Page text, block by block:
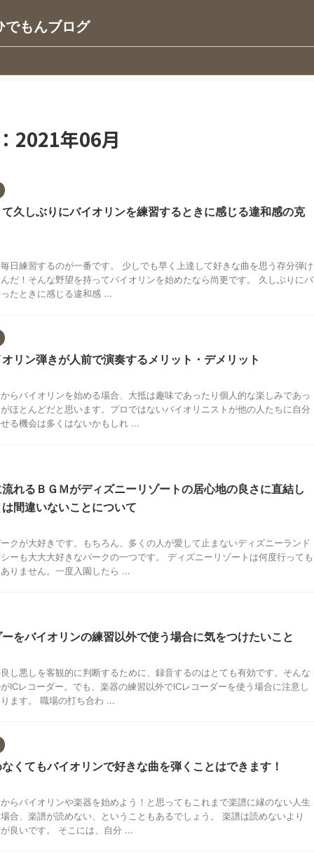
でもんブログ
2021年06月
久しぶりにバイオリンを練習するときに感じる違和感の克
日練習するのが一番です。 少しでも早く上達して好きな曲を思う存分弾け
だ！そんな野望を持ってバイオリンを始めたなら尚更です。 久しぶりにバ
たときに感じる違和感 ...
リン弾きが人前で演奏するメリット・デメリット
らバイオリンを始める場合、大抵は趣味であったり個人的な楽しみであっ
ほとんどだと思います。プロではないバイオリニストが他の人たちに自分
る機会は多くはないかもしれ ...
れるＢＧＭがディズニーリゾートの居心地の良さに直結し
間違いないことについて
クが大好きです。もちろん、多くの人が愛して止まないディズニーランド
ーも大大大好きなパークの一つです。 ディズニーリゾートは何度行っても
りません。一度入園したら ...
をバイオリンの練習以外で使う場合に気をつけたいこと
し悪しを客観的に判断するために、録音するのはとても有効です。そんな
ICレコーダー。でも、楽器の練習以外でICレコーダーを使う場合に注意し
ます。 職場の打ち合わ ...
くてもバイオリンで好きな曲を弾くことはできます！
らバイオリンや楽器を始めよう！と思ってもこれまで楽譜に縁のない人生
合、楽譜が読めない、ということもあるでしょう。 楽譜は読めないより
良いです。 そこには、自分 ...